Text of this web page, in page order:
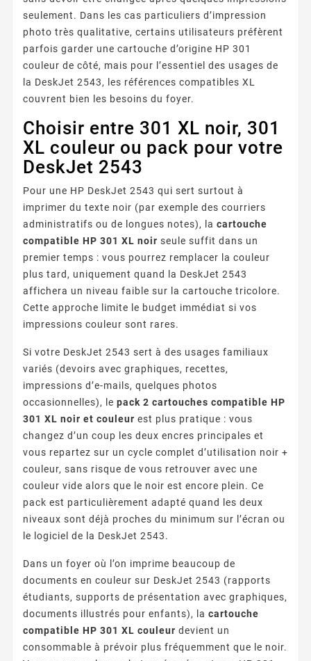
seulement. Dans les cas particuliers d’impression
photo très qualitative, certains utilisateurs préfèrent
parfois garder une cartouche d’origine HP 301
couleur de côté, mais pour l’essentiel des usages de
la DeskJet 2543, les références compatibles XL
couvrent bien les besoins du foyer.
Choisir entre 301 XL noir, 301
XL couleur ou pack pour votre
DeskJet 2543
Pour une HP DeskJet 2543 qui sert surtout à
imprimer du texte noir (par exemple des courriers
administratifs ou de longues notes), la cartouche
compatible HP 301 XL noir seule suffit dans un
premier temps : vous pourrez remplacer la couleur
plus tard, uniquement quand la DeskJet 2543
affichera un niveau faible sur la cartouche tricolore.
Cette approche limite le budget immédiat si vos
impressions couleur sont rares.
Si votre DeskJet 2543 sert à des usages familiaux
variés (devoirs avec graphiques, recettes,
impressions d’e-mails, quelques photos
occasionnelles), le pack 2 cartouches compatible HP
301 XL noir et couleur est plus pratique : vous
changez d’un coup les deux encres principales et
vous repartez sur un cycle complet d’utilisation noir +
couleur, sans risque de vous retrouver avec une
couleur vide alors que le noir est encore plein. Ce
pack est particulièrement adapté quand les deux
niveaux sont déjà proches du minimum sur l’écran ou
le logiciel de la DeskJet 2543.
Dans un foyer où l’on imprime beaucoup de
documents en couleur sur DeskJet 2543 (rapports
étudiants, supports de présentation avec graphiques,
documents illustrés pour enfants), la cartouche
compatible HP 301 XL couleur devient un
consommable à prévoir plus fréquemment que le noir.